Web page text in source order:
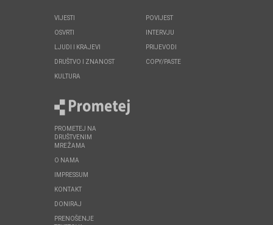
VIJESTI
OSVRTI
LJUDI I KRAJEVI
DRUŠTVO I ZNANOST
KULTURA
POVIJEST
INTERVJU
PRIJEVODI
COPY/PASTE
PROMETEJ NA
DRUŠTVENIM
MREŽAMA
O NAMA
IMPRESSUM
KONTAKT
DONIRAJ
PRENOŠENJE